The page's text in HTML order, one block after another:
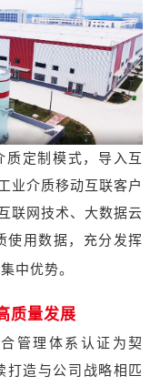
定制模式，导入互
业介质移动互联客户
网技术、大数据云
使用数据，充分发挥
中优势。
质量发展
管理体系认证为契
打造与公司战略相匹